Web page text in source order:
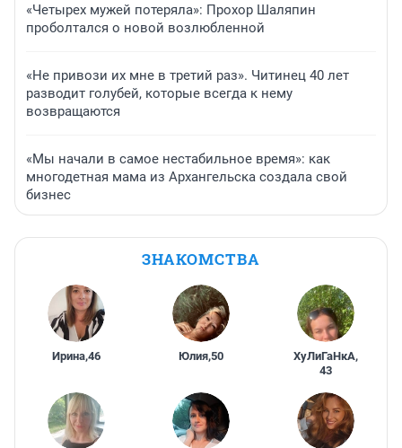
«Четырех мужей потеряла»: Прохор Шаляпин
проболтался о новой возлюбленной
«Не привози их мне в третий раз». Читинец 40 лет
разводит голубей, которые всегда к нему
возвращаются
«Мы начали в самое нестабильное время»: как
многодетная мама из Архангельска создала свой
бизнес
ЗНАКОМСТВА
Ирина,46 Юлия,50 ХуЛиГаНкА,
43